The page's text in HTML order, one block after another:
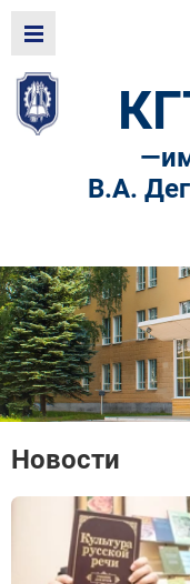
—
В.А.
Новости